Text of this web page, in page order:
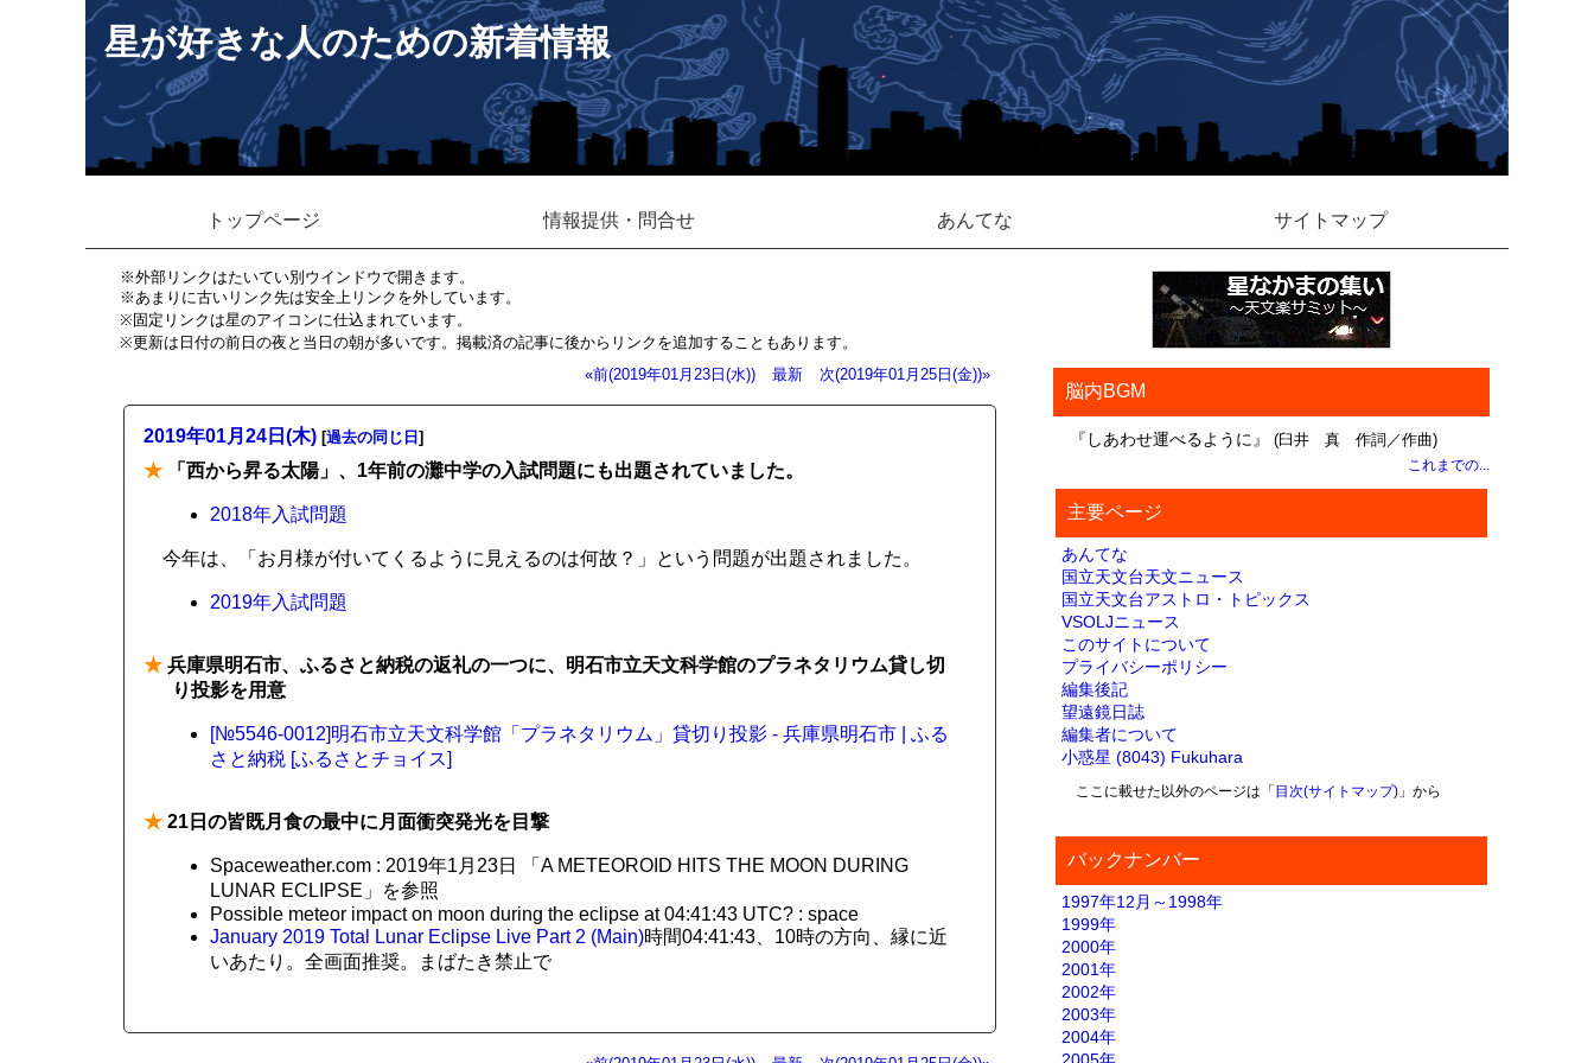
星が好きな人のための新着情報
トップページ 情報提供・問合せ あんてな サイトマップ
※外部リンクはたいてい別ウインドウで開きます。
※あまりに古いリンク先は安全上リンクを外しています。
※固定リンクは星のアイコンに仕込まれています。
※更新は日付の前日の夜と当日の朝が多いです。掲載済の記事に後からリンクを追加することもあります。
«前(2019年01月23日(水))
最新 次(2019年01月25日(金))»
2019年01月24日(木) [過去の同じ日 ]
★ 「西から昇る太陽」、1年前の灘中学の入試問題にも出題されていました。
2018年入試問題
今年は、「お月様が付いてくるように見えるのは何故？」という問題が出題されました。
2019年入試問題
★ 兵庫県明石市、ふるさと納税の返礼の一つに、明石市立天文科学館のプラネタリウム貸し切
り投影を用意
[№5546-0012]明石市立天文科学館「プラネタリウム」貸切り投影 - 兵庫県明石市 | ふる
さと納税 [ふるさとチョイス]
★ 21日の皆既月食の最中に月面衝突発光を目撃
Spaceweather.com : 2019年1月23日 「A METEOROID HITS THE MOON DURING
LUNAR ECLIPSE」を参照
Possible meteor impact on moon during the eclipse at 04:41:43 UTC? : space
January 2019 Total Lunar Eclipse Live Part 2 (Main)時間04:41:43、10時の方向、縁に近
いあたり。全画面推奨。まばたき禁止で
脳内BGM
『しあわせ運べるように』 (臼井 真 作詞／作曲)
これまでの...
主要ページ
あんてな
国立天文台天文ニュース
国立天文台アストロ・トピックス
VSOLJニュース
このサイトについて
プライバシーポリシー
編集後記
望遠鏡日誌
編集者について
小惑星 (8043) Fukuhara
ここに載せた以外のページは「 目次(サイトマップ)」から
バックナンバー
1997年12月～1998年
1999年
2000年
2001年
2002年
2003年
2004年